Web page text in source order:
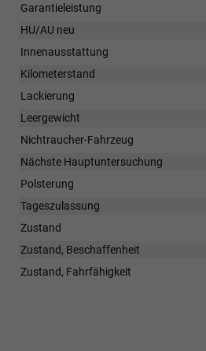
Garantieleistung
HU/AU neu
Innenausstattung
Kilometerstand
Lackierung
Leergewicht
Nichtraucher-Fahrzeug
Nächste Hauptuntersuchung
Polsterung
Tageszulassung
Zustand
Zustand, Beschaffenheit
Zustand, Fahrfähigkeit